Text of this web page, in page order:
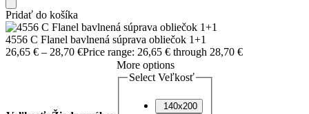
Pridať do košíka
4556 C Flanel bavlnená súprava obliečok 1+1
26,65 € – 28,70 €Price range: 26,65 € through 28,70 €
More options
Select Veľkosť
140x200